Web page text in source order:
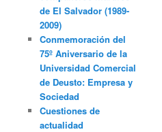
de El Salvador (1989-
2009)
Conmemoración del
75º Aniversario de la
Universidad Comercial
de Deusto: Empresa y
Sociedad
Cuestiones de
actualidad